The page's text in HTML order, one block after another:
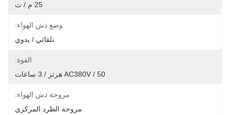
25 م / ث
وضع دش الهواء:
تلقائي / يدوي
القوة:
AC380V / 50 هرتز / 3 ساعات
مروحة دش الهواء:
مروحة الطرد المركزي